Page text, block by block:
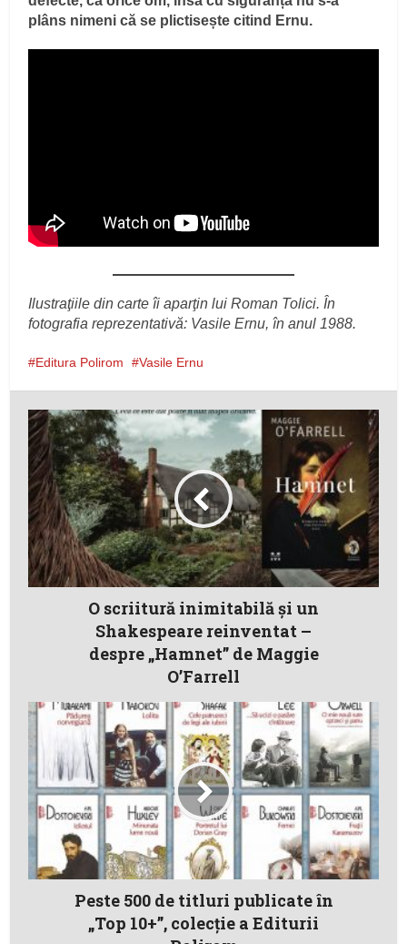
plâns nimeni că se plictisește citind Ernu.
Ilustraţiile din carte îi aparţin lui Roman Tolici. În
fotografia reprezentativă: Vasile Ernu, în anul 1988.
Editura Polirom Vasile Ernu
O scriitură inimitabilă şi un
Shakespeare reinventat –
despre „Hamnet” de Maggie
O’Farrell
Peste 500 de titluri publicate în
„Top 10+”, colecție a Editurii